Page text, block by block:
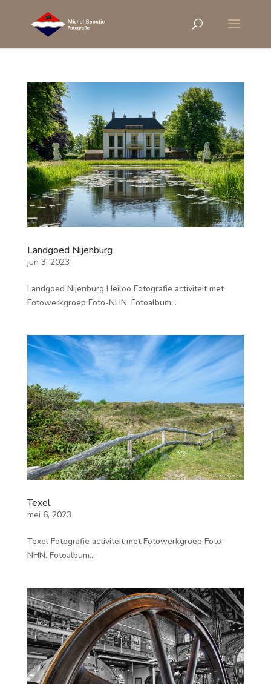
Landgoed Nijenburg
jun 3, 2023
Landgoed Nijenburg Heiloo Fotografie activiteit met
Fotowerkgroep Foto-NHN. Fotoalbum...
Texel
mei 6, 2023
Texel Fotografie activiteit met Fotowerkgroep Foto-
NHN. Fotoalbum...